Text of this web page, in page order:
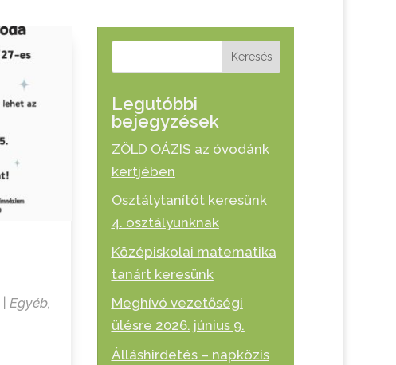
|Egyéb
Keresés
Legutóbbi
bejegyzések
ZÖLD OÁZIS az óvodánk
kertjében
Osztálytanítót keresünk
4. osztályunknak
Középiskolai matematika
tanárt keresünk
Meghívó vezetőségi
ülésre 2026. június 9.
Álláshirdetés – napközis